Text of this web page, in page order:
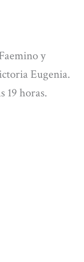
y
Eugenia.
19 horas.